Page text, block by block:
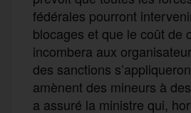
fédérales pourront
blocages et que le coût de
incombera aux
des sanctions
amènent des mineurs à
a assuré la ministre qui,